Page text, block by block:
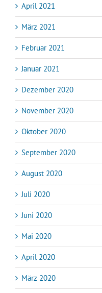
April 2021
März 2021
Februar 2021
Januar 2021
Dezember 2020
November 2020
Oktober 2020
September 2020
August 2020
Juli 2020
Juni 2020
Mai 2020
April 2020
März 2020